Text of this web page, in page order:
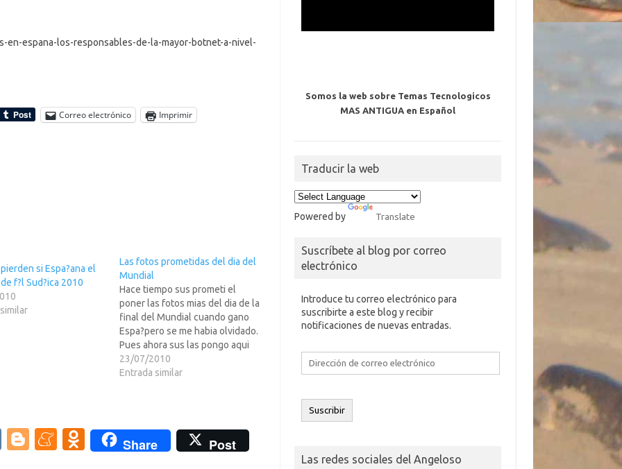
espana-los-responsables-de-la-mayor-botnet-a-nivel-
Correo electrónico Imprimir
si Espa?ana el
f?l Sud?ica 2010
Las fotos prometidas del dia del
Mundial
Hace tiempo sus prometi el
poner las fotos mias del dia de la
final del Mundial cuando gano
Espa?pero se me habia olvidado.
Pues ahora sus las pongo aqui
en modalidad como album de
Picasa de Google.Para el que
23/07/2010
Entrada similar
V
Bl
M O
Share
Post
Somos la web sobre Temas Tecnologicos
MAS ANTIGUA en Español
Traducir la web
Powered by Translate
Suscríbete al blog por correo
electrónico
Introduce tu correo electrónico para
suscribirte a este blog y recibir
notificaciones de nuevas entradas.
Dirección
electrónico
Suscribir
Las redes sociales del Angeloso